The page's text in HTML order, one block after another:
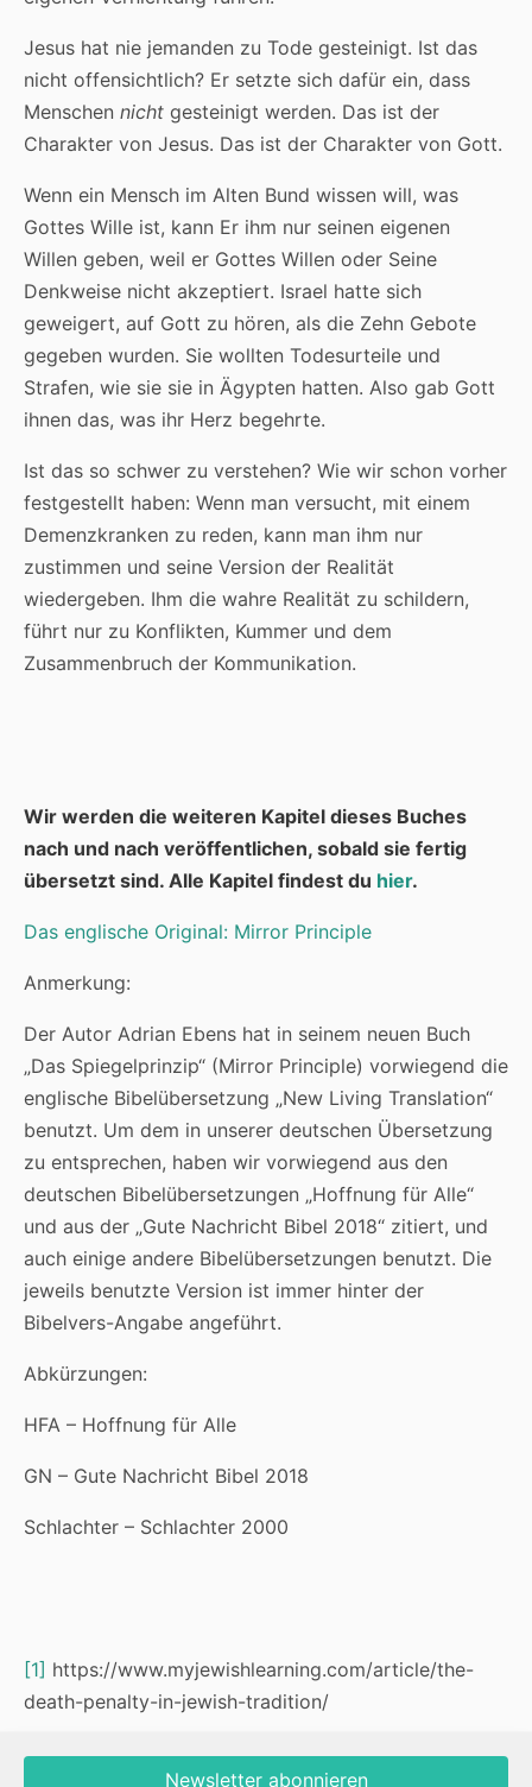
Jesus hat nie jemanden zu Tode gesteinigt. Ist das
nicht offensichtlich? Er setzte sich dafür ein, dass
Menschen nicht gesteinigt werden. Das ist der
Charakter von Jesus. Das ist der Charakter von Gott.
Wenn ein Mensch im Alten Bund wissen will, was
Gottes Wille ist, kann Er ihm nur seinen eigenen
Willen geben, weil er Gottes Willen oder Seine
Denkweise nicht akzeptiert. Israel hatte sich
geweigert, auf Gott zu hören, als die Zehn Gebote
gegeben wurden. Sie wollten Todesurteile und
Strafen, wie sie sie in Ägypten hatten. Also gab Gott
ihnen das, was ihr Herz begehrte.
Ist das so schwer zu verstehen? Wie wir schon vorher
festgestellt haben: Wenn man versucht, mit einem
Demenzkranken zu reden, kann man ihm nur
zustimmen und seine Version der Realität
wiedergeben. Ihm die wahre Realität zu schildern,
führt nur zu Konflikten, Kummer und dem
Zusammenbruch der Kommunikation.
Wir werden die weiteren Kapitel dieses Buches
nach und nach veröffentlichen, sobald sie fertig
übersetzt sind. Alle Kapitel findest du hier.
Das englische Original: Mirror Principle
Anmerkung:
Der Autor Adrian Ebens hat in seinem neuen Buch
„Das Spiegelprinzip“ (Mirror Principle) vorwiegend die
englische Bibelübersetzung „New Living Translation“
benutzt. Um dem in unserer deutschen Übersetzung
zu entsprechen, haben wir vorwiegend aus den
deutschen Bibelübersetzungen „Hoffnung für Alle“
und aus der „Gute Nachricht Bibel 2018“ zitiert, und
auch einige andere Bibelübersetzungen benutzt. Die
jeweils benutzte Version ist immer hinter der
Bibelvers-Angabe angeführt.
Abkürzungen:
HFA – Hoffnung für Alle
GN – Gute Nachricht Bibel 2018
Schlachter – Schlachter 2000
[1] https://www.myjewishlearning.com/article/the-
death-penalty-in-jewish-tradition/
Newsletter abonnieren